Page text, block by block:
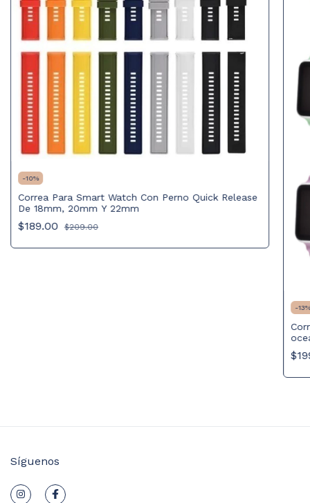
-10%
Correa Para Smart Watch Con Perno Quick Release
De 18mm, 20mm Y 22mm
$189.00 $209.00
-13%
Síguenos